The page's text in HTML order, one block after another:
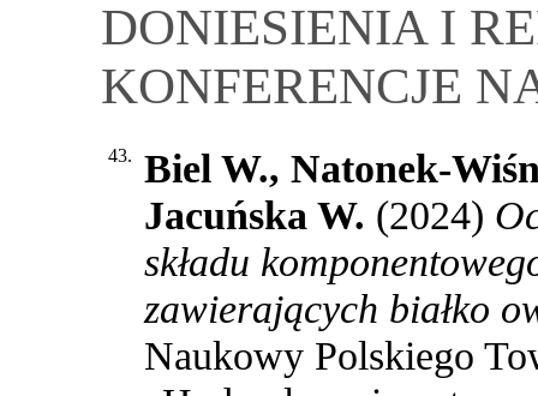
DONIESIENIA I
KONFERENCJE
43.
Biel W., Natonek-
Jacuńska W. (2024)
składu
zawierających białko
Naukowy Polskiego